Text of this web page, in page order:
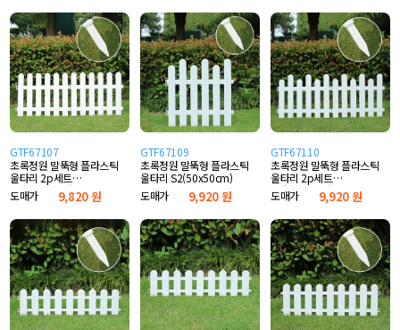
GTF67107
초록정원 말뚝형 플라스틱
울타리 2p세트
S1(50x40cm)
도매가 9,820 원
GTF67109
초록정원 말뚝형 플라스틱
울타리 S2(50x50cm)
도매가
9,920 원
GTF67110
초록정원 말뚝형 플라스틱
울타리 2p세트
S2(50x40cm)
도매가 9,920 원